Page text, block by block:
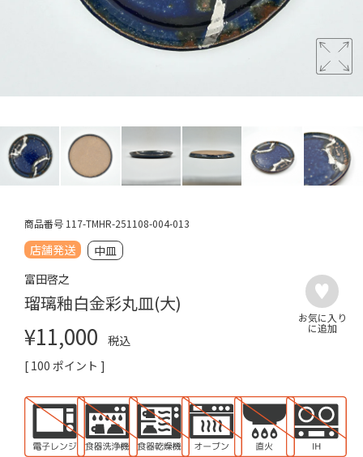
商品番号 117-TMHR-251108-004-013
店舗発送
中皿
富田啓之
瑠璃釉白金彩丸皿(大)
¥11,000
税込
[ 100 ポイント ]